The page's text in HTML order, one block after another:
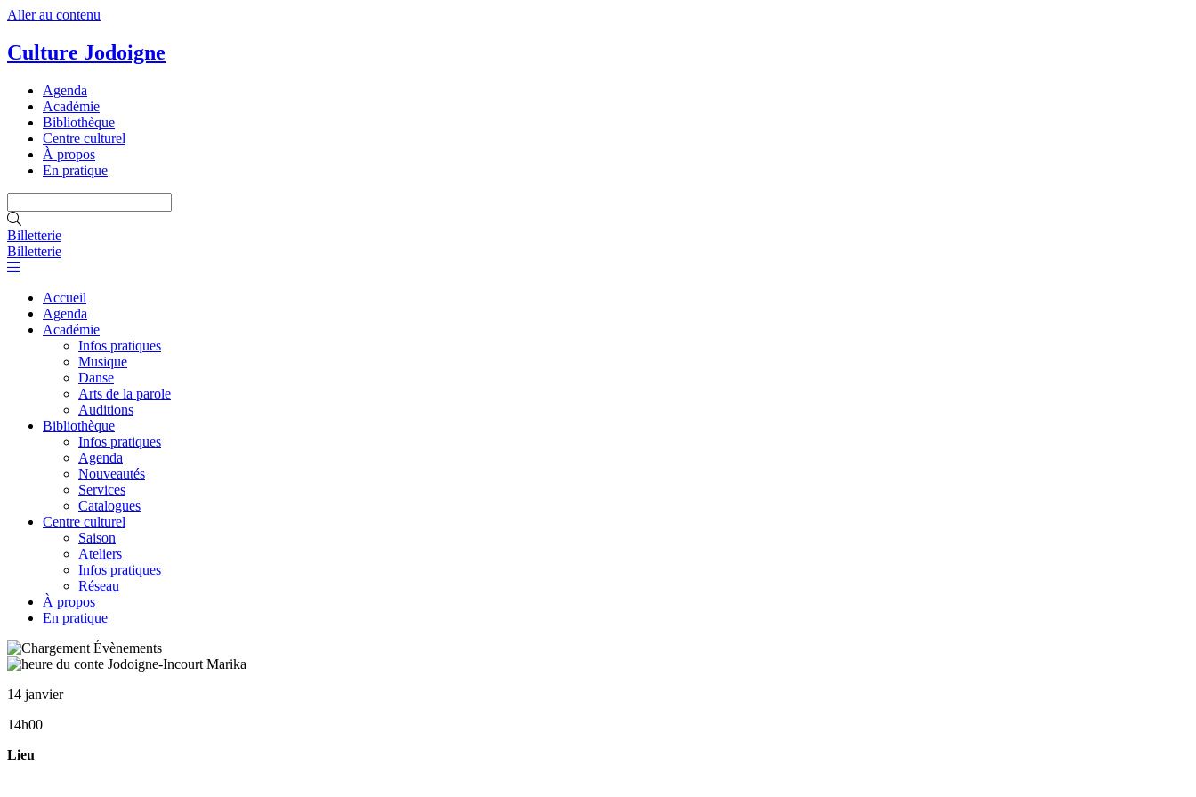
Aller au contenu
Culture Jodoigne
Agenda
Académie
Bibliothèque
Centre culturel
À propos
En pratique
Billetterie
Billetterie
Accueil
Agenda
Académie
Infos pratiques
Musique
Danse
Arts de la parole
Auditions
Bibliothèque
Infos pratiques
Agenda
Nouveautés
Services
Catalogues
Centre culturel
Saison
Ateliers
Infos pratiques
Réseau
À propos
En pratique
14 janvier
14h00
Lieu